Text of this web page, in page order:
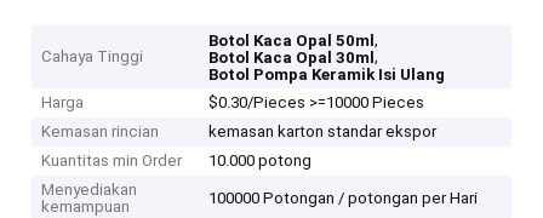
Cahaya Tinggi
Botol Kaca Opal 50ml,
Botol Kaca Opal 30ml,
Botol Pompa Keramik Isi Ulang
Harga
$0.30/Pieces >=10000 Pieces
Kemasan rincian
kemasan karton standar ekspor
Kuantitas min Order
10.000 potong
Menyediakan
kemampuan
100000 Potongan / potongan per Hari